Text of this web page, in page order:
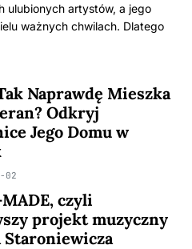
ulubionych artystów, a jego
ważnych chwilach. Dlatego
Naprawdę Mieszka
Odkryj
Jego Domu w
02
czyli
projekt muzyczny
Staroniewicza